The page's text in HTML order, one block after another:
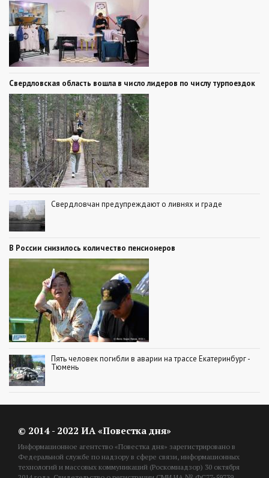
Свердловская область вошла в число лидеров по числу турпоездок
Свердловчан предупреждают о ливнях и граде
В России снизилось количество пенсионеров
Пять человек погибли в аварии на трассе Екатеринбург -
Тюмень
© 2014 - 2022 ИА «Повестка дня»
Информационное агентство «Повестка дня» зарегистрировано в
Федеральной службе по надзору в сфере связи, информационных
технологий и массовых коммуникаций (Роскомнадзор) 30 октября